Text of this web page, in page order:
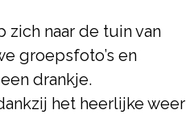
naar de tuin van
groepsfoto’s en
drankje.
het heerlijke weer